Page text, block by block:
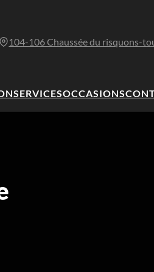
104-106 Chaussée du risquons-
SERVICESOCCASIONS